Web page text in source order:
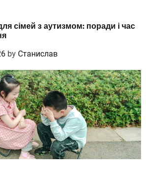
сімей з аутизмом: поради і час
by Станислав